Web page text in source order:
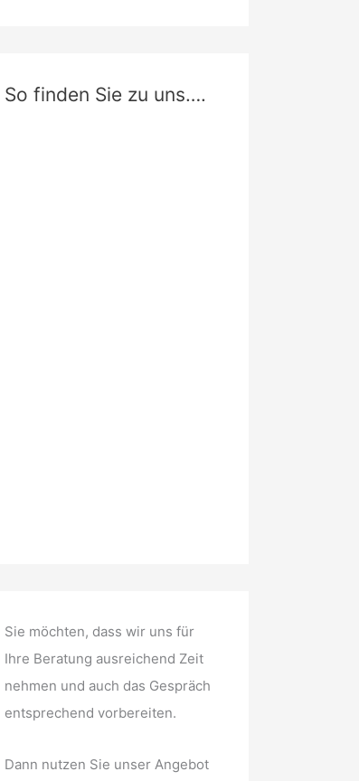
So finden Sie zu uns….
Sie möchten, dass wir uns für
Ihre Beratung ausreichend Zeit
nehmen und auch das Gespräch
entsprechend vorbereiten.
Dann nutzen Sie unser Angebot